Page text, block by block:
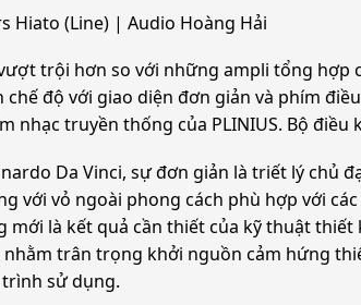
Hiato (Line) | Audio Hoàng Hải
trội hơn so với những ampli tổng
chế độ với giao diện đơn giản và phím
nhạc truyền thống của PLINIUS. Bộ
Da Vinci, sự đơn giản là triết lý chủ
với vỏ ngoài phong cách phù hợp với
mới là kết quả cần thiết của kỹ thuật
trân trọng khởi nguồn cảm hứng
sử dụng.